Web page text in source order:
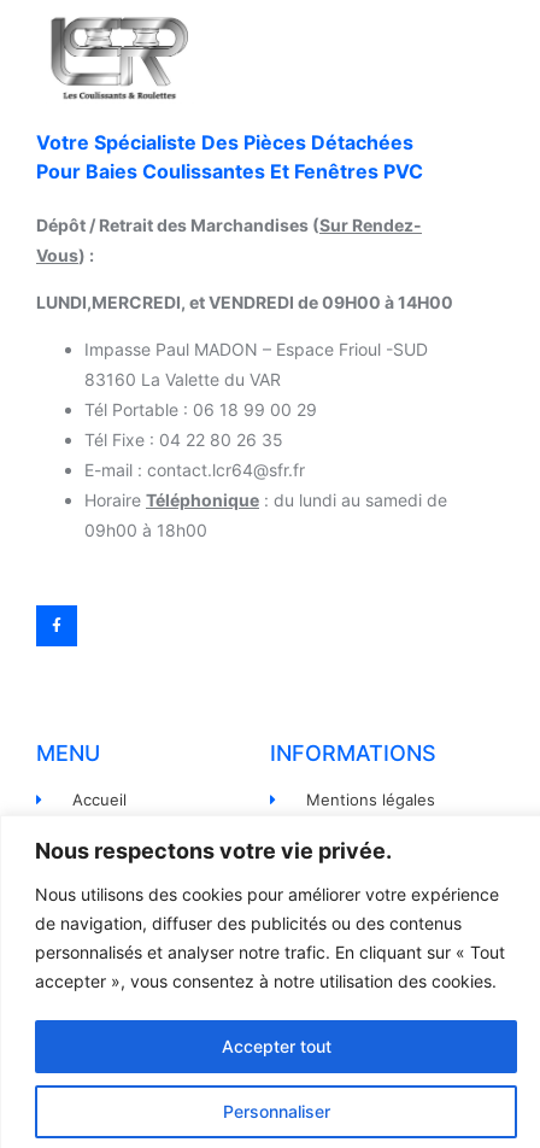
Nous respectons votre vie privée.
Nous utilisons des cookies pour améliorer votre expérience
de navigation, diffuser des publicités ou des contenus
personnalisés et analyser notre trafic. En cliquant sur « Tout
accepter », vous consentez à notre utilisation des cookies.
Personnaliser
Accepter tout
Votre Spécialiste Des Pièces Détachées
Pour Baies Coulissantes Et Fenêtres PVC
Dépôt / Retrait des Marchandises (Sur Rendez-
Vous) :
LUNDI,MERCREDI, et VENDREDI de 09H00 à 14H00
Impasse Paul MADON – Espace Frioul -SUD
83160 La Valette du VAR
Tél Portable : 06 18 99 00 29
Tél Fixe : 04 22 80 26 35
E-mail : contact.lcr64@sfr.fr
Horaire Téléphonique : du lundi au samedi de
09h00 à 18h00
MENU
Accueil
Devis
Contact
INFORMATIONS
Mentions légales
Politiques de
confidentialité
Conditions générales de
vente
Règlement et Expédition
© 2023 TOUS DROITS RÉSERVÉS - LCR
Création site internet par l’agence WebJsemproduction